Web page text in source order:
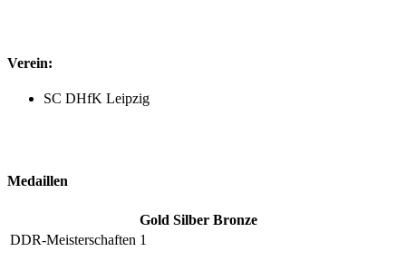
Verein:
SC DHfK Leipzig
Medaillen
Gold Silber Bronze
DDR-Meisterschaften 1